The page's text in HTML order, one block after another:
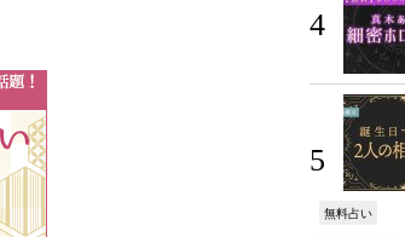
無料占い